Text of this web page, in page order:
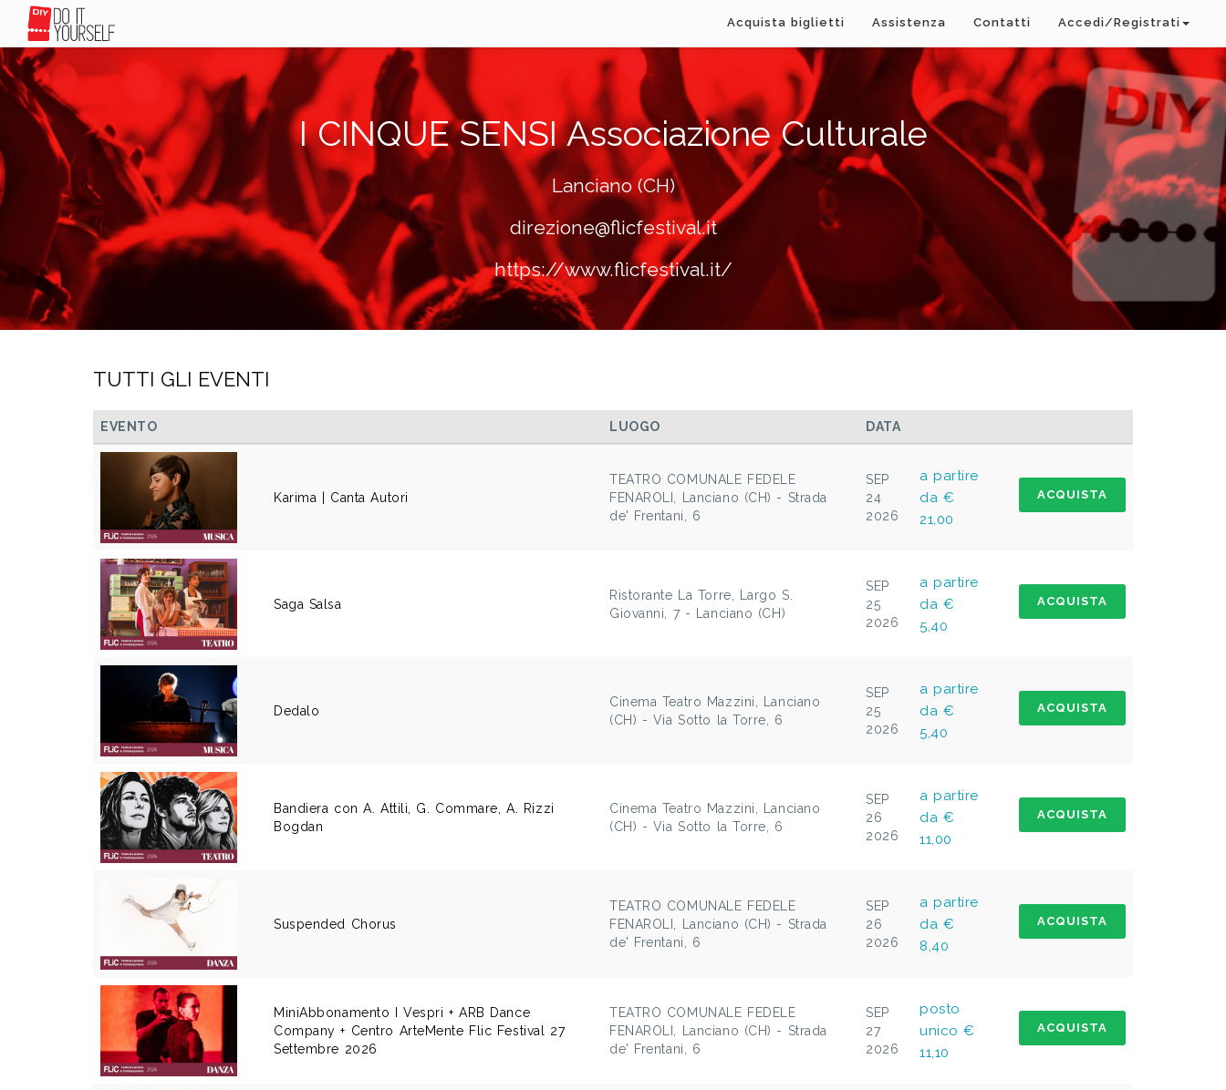
Acquista biglietti Assistenza Contatti Accedi/Registrati
I CINQUE SENSI Associazione Culturale
Lanciano (CH)
direzione@flicfestival.it
https://www.flicfestival.it/
TUTTI GLI EVENTI
EVENTO LUOGO DATA
Karima | Canta Autori
TEATRO COMUNALE FEDELE
FENAROLI, Lanciano (CH) - Strada
de' Frentani, 6
SEP
24
2026
a partire
da €
21,00
ACQUISTA
Saga Salsa
Ristorante La Torre, Largo S.
Giovanni, 7 - Lanciano (CH)
SEP
25
2026
a partire
da €
5,40
ACQUISTA
Dedalo
Cinema Teatro Mazzini, Lanciano
(CH) - Via Sotto la Torre, 6
SEP
25
2026
a partire
da €
5,40
ACQUISTA
Bandiera con A. Attili, G. Commare, A. Rizzi
Bogdan
Cinema Teatro Mazzini, Lanciano
(CH) - Via Sotto la Torre, 6
SEP
26
2026
a partire
da €
11,00
ACQUISTA
Suspended Chorus
TEATRO COMUNALE FEDELE
FENAROLI, Lanciano (CH) - Strada
de' Frentani, 6
SEP
26
2026
a partire
da €
8,40
ACQUISTA
MiniAbbonamento I Vespri + ARB Dance
Company + Centro ArteMente Flic Festival 27
Settembre 2026
TEATRO COMUNALE FEDELE
FENAROLI, Lanciano (CH) - Strada
de' Frentani, 6
SEP
27
2026
posto
unico €
11,10
ACQUISTA